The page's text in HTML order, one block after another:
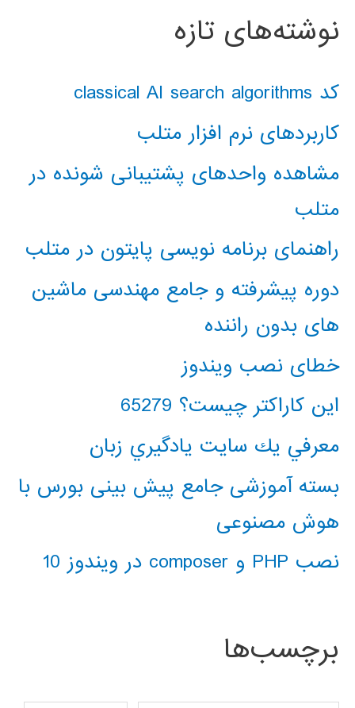
نوشته‌های تازه
کد classical AI search algorithms
کاربردهای نرم افزار متلب
مشاهده واحدهای پشتیبانی شونده در
متلب
راهنمای برنامه نویسی پایتون در متلب
دوره پیشرفته و جامع مهندسی ماشین
های بدون راننده
خطای نصب ویندوز
این کاراکتر چیست؟ 65279
معرفي يك سايت يادگيري زبان
بسته آموزشی جامع پیش بینی بورس با
هوش مصنوعی
نصب PHP و composer در ویندوز 10
برچسب‌ها